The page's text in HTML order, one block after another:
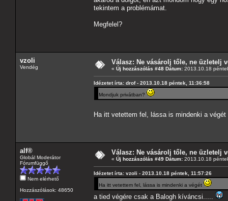
tekintem a problémámat.
Megfelel?
vzoli
Vendég
Válasz: Ne vásárolj tőle, ne üzletelj
« Új hozzászólás #48 Dátum: 2013.10.18
Idézetet írta: drof - 2013.10.18 péntek, 11:36:58
Mondjuk privátban?
Ha itt vetettem fel, lássa is mindenki a végét
alf®
Globál Moderátor
Fórumfüggő
Nem elérhető
Hozzászólások: 48650
Válasz: Ne vásárolj tőle, ne üzletelj
« Új hozzászólás #49 Dátum: 2013.10.18
Idézetet írta: vzoli - 2013.10.18 péntek, 11:57:26
Ha itt vetettem fel, lássa is mindenki a végét
a tied végére csak a Balogh kíváncsi.....